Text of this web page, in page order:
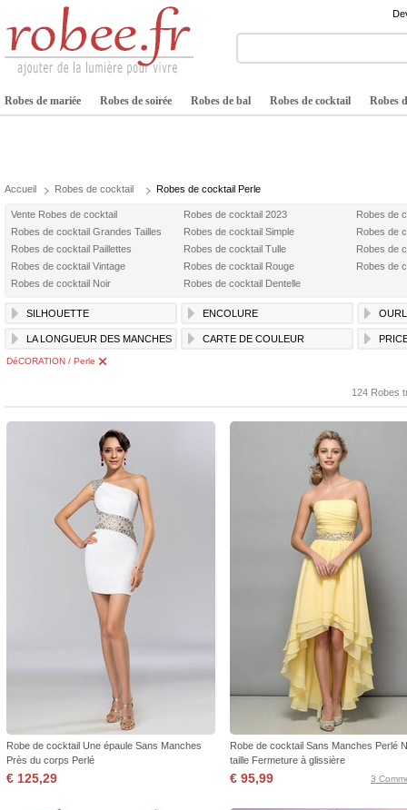
Robes de mariée Robes de soirée Robes de bal Robes de cocktail Robes
Accueil Robes de cocktail Robes de cocktail Perle
Vente Robes de cocktail Robes de cocktail 2023
Robes de
Robes de cocktail Grandes Tailles
Robes de cocktail Simple
Robes de
Robes de cocktail Paillettes
Robes de cocktail Tulle
Robes de
Robes de cocktail Vintage
Robes de cocktail Rouge
Robes de
Robes de cocktail Noir
Robes de cocktail Dentelle
SILHOUETTE ENCOLURE
LA LONGUEUR DES MANCHES CARTE DE COULEUR
DéCORATION / Perle
124 Robes
Robe de cocktail Une épaule Sans Manches
Près du corps Perlé
€ 125,29
Robe de cocktail Sans Manches Perlé
taille Fermeture à glissière
€ 95,99 3